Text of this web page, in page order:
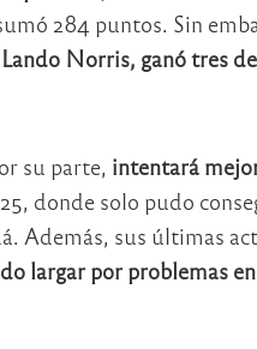
284 puntos. Sin
Norris, ganó tres
su parte, intentará
donde solo pudo
Además, sus últimas
largar por problemas